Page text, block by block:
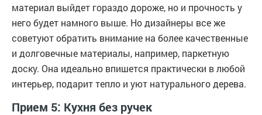
материал выйдет гораздо дороже, но и прочность у
него будет намного выше. Но дизайнеры все же
советуют обратить внимание на более качественные
и долговечные материалы, например, паркетную
доску. Она идеально впишется практически в любой
интерьер, подарит тепло и уют натурального дерева.
Прием 5: Кухня без ручек